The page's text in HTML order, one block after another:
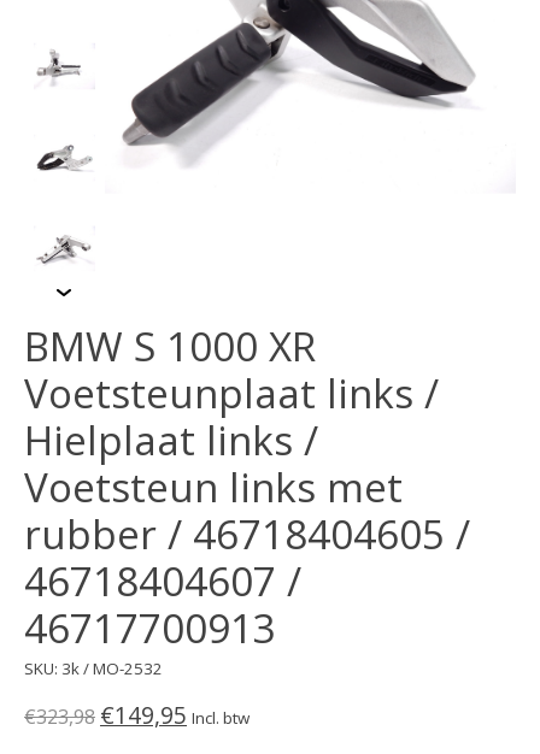
BMW S 1000 XR
Voetsteunplaat links /
Hielplaat links /
Voetsteun links met
rubber / 46718404605 /
46718404607 /
46717700913
SKU: 3k / MO-2532
€323,98 €149,95 Incl. btw